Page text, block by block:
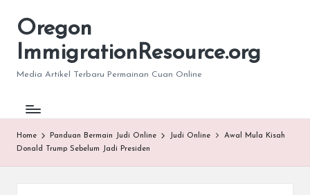
content
Oregon
ImmigrationResource.org
Media Artikel Terbaru Permainan Cuan Online
Home Panduan Bermain Judi Online Judi Online
Awal Mula Kisah
Donald Trump Sebelum Jadi Presiden